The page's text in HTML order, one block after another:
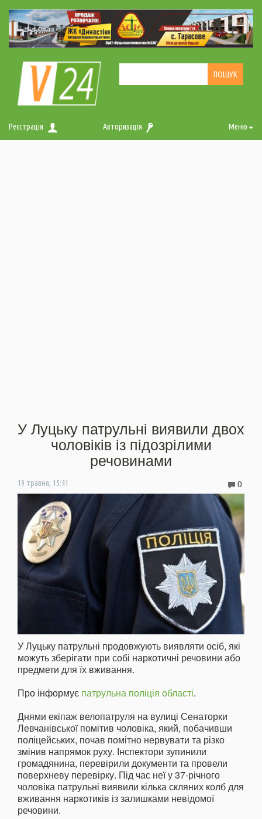
Реєстрація Авторизація Меню
У Луцьку патрульні виявили двох
чоловіків із підозрілими
речовинами
19 травня, 15:41 0
У Луцьку патрульні продовжують виявляти осіб, які
можуть зберігати при собі наркотичні речовини або
предмети для їх вживання.
Про інформує патрульна поліція області.
Днями екіпаж велопатруля на вулиці Сенаторки
Левчанівської помітив чоловіка, який, побачивши
поліцейських, почав помітно нервувати та різко
змінив напрямок руху. Інспектори зупинили
громадянина, перевірили документи та провели
поверхневу перевірку. Під час неї у 37-річного
чоловіка патрульні виявили кілька скляних колб для
вживання наркотиків із залишками невідомої
речовини.